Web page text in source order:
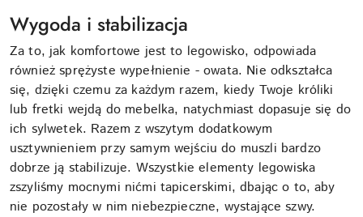
Wygoda i stabilizacja
Za to, jak komfortowe jest to legowisko, odpowiada
również sprężyste wypełnienie - owata. Nie odkształca
się, dzięki czemu za każdym razem, kiedy Twoje króliki
lub fretki wejdą do mebelka, natychmiast dopasuje się do
ich sylwetek. Razem z wszytym dodatkowym
usztywnieniem przy samym wejściu do muszli bardzo
dobrze ją stabilizuje. Wszystkie elementy legowiska
zszyliśmy mocnymi nićmi tapicerskimi, dbając o to, aby
nie pozostały w nim niebezpieczne, wystające szwy.